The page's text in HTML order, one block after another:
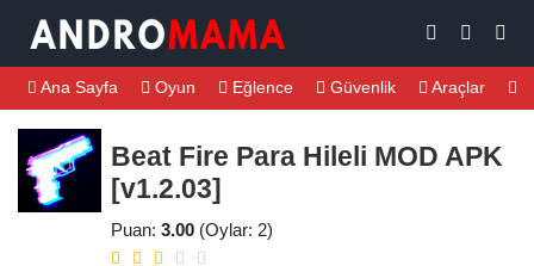
Ana Sayfa Oyun Eğlence Güvenlik Araçlar
Beat Fire Para Hileli MOD APK
[v1.2.03]
Puan: 3.00 (Oylar: 2)